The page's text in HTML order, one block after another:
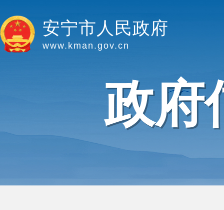
安宁市人民政府
www.kman.gov.cn
政府